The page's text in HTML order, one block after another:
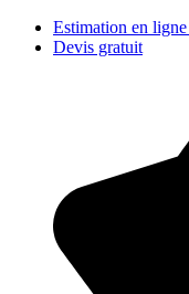
Estimation en ligne
Devis gratuit